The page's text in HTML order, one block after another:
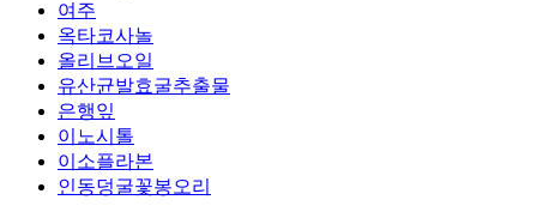
여주
옥타코사놀
올리브오일
유산균발효굴추출물
은행잎
이노시톨
이소플라본
인동덩굴꽃봉오리